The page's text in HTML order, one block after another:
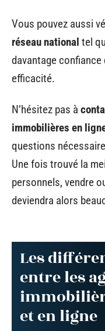
Vous pouvez aussi
réseau national tel
davantage
efficacité.
N’hésitez pas à
immobilières en
questions
Une fois trouvé la
personnels, vendre
deviendra alors
Les
entre les
et en ligne